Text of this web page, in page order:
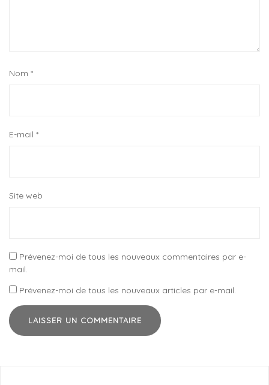
Nom *
E-mail *
Site web
Prévenez-moi de tous les nouveaux commentaires par e-
mail.
Prévenez-moi de tous les nouveaux articles par e-mail.